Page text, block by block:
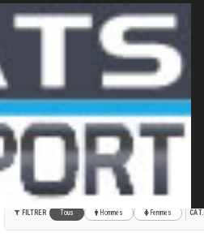
Course des Découvertes
15 KM NATURE
FILTRER Tous Hommes Femmes CAT.